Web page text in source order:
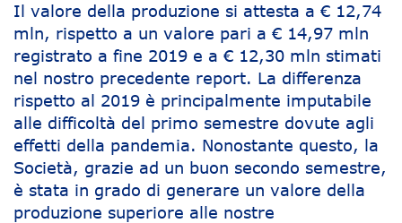
Il valore della produzione si attesta a € 12,74
mln, rispetto a un valore pari a € 14,97 mln
registrato a fine 2019 e a € 12,30 mln stimati
nel nostro precedente report. La differenza
rispetto al 2019 è principalmente imputabile
alle difficoltà del primo semestre dovute agli
effetti della pandemia. Nonostante questo, la
Società, grazie ad un buon secondo semestre,
è stata in grado di generare un valore della
produzione superiore alle nostre